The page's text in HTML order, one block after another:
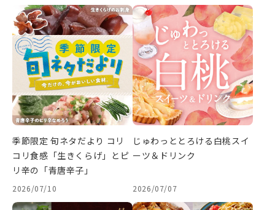
季節限定 旬ネタだより コリ
コリ食感「生きくらげ」とピ
リ辛の「青唐辛子」
2026/07/10
じゅわっととろける白桃スイ
ーツ＆ドリンク
2026/07/07